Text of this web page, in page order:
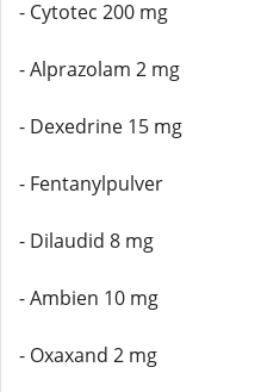
- Cytotec 200 mg
- Alprazolam 2 mg
- Dexedrine 15 mg
- Fentanylpulver
- Dilaudid 8 mg
- Ambien 10 mg
- Oxaxand 2 mg